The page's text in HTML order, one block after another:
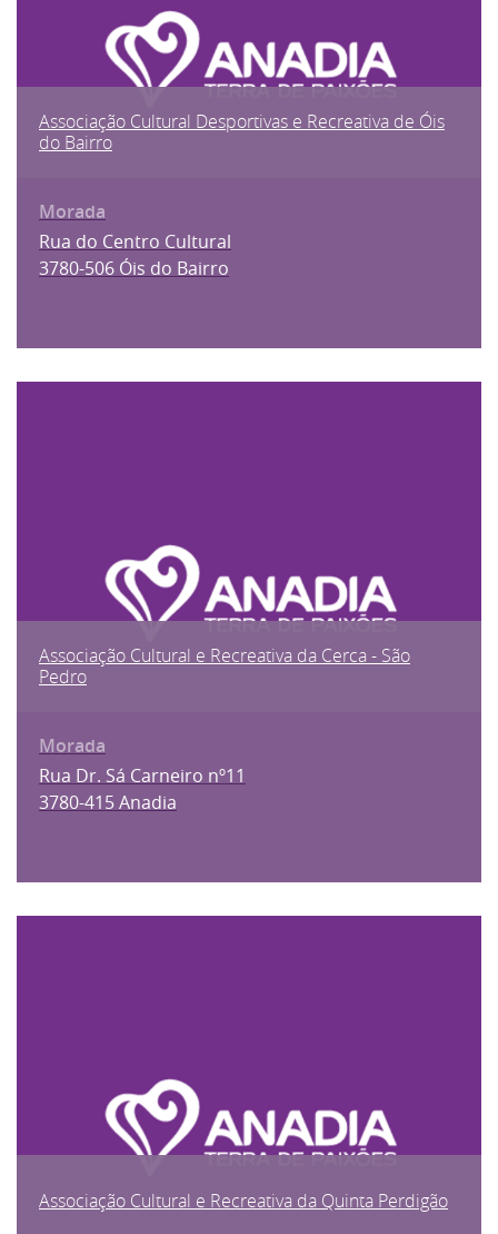
Associação Cultural Desportivas e Recreativa de Óis
do Bairro
Rua do Centro Cultural
3780-506 Óis do Bairro
Associação Cultural e Recreativa da Cerca - São
Pedro
Rua Dr. Sá Carneiro nº11
3780-415 Anadia
Associação Cultural e Recreativa da Quinta Perdigão